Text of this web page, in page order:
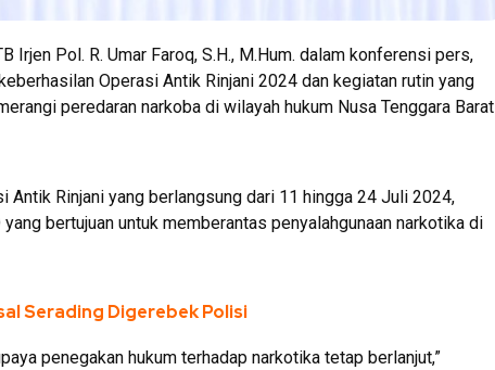
Irjen Pol. R. Umar Faroq, S.H., M.Hum. dalam konferensi pers,
Operasi Antik Rinjani 2024 dan kegiatan rutin yang
peredaran narkoba di wilayah hukum Nusa Tenggara Barat
Antik Rinjani yang berlangsung dari 11 hingga 24 Juli 2024,
bertujuan untuk memberantas penyalahgunaan narkotika di
Serading Digerebek Polisi
penegakan hukum terhadap narkotika tetap berlanjut,”